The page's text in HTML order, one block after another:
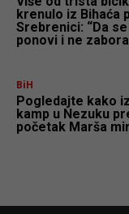
krenulo iz Bihaća
Srebrenici: “Da
ponovi i ne
BiH
Pogledajte kako
kamp u Nezuku
početak Marša